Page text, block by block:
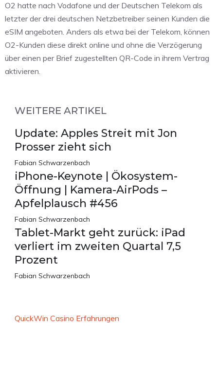
O2 hatte nach Vodafone und der Deutschen Telekom als
letzter der drei deutschen Netzbetreiber seinen Kunden die
eSIM angeboten. Anders als etwa bei der Telekom, können
O2-Kunden diese direkt online und ohne die Verzögerung
über einen per Brief zugestellten QR-Code in ihrem Vertrag
aktivieren.
WEITERE ARTIKEL
Update: Apples Streit mit Jon
Prosser zieht sich
Fabian Schwarzenbach
iPhone-Keynote | Ökosystem-
Öffnung | Kamera-AirPods –
Apfelplausch #456
Fabian Schwarzenbach
Tablet-Markt geht zurück: iPad
verliert im zweiten Quartal 7,5
Prozent
Fabian Schwarzenbach
QuickWin Casino Erfahrungen